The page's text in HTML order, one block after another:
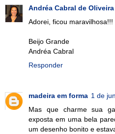
Andréa Cabral de Oliveira
Adorei, ficou maravilhosa!!!
Beijo Grande
Andréa Cabral
Responder
madeira em forma 1 de
Mas que charme sua
exposta em uma bela
um desenho bonito e